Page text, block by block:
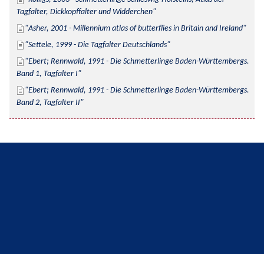
Tagfalter, Dickkopffalter und Widderchen
Asher, 2001 - Millennium atlas of butterflies in Britain and Ireland
Settele, 1999 - Die Tagfalter Deutschlands
Ebert; Rennwald, 1991 - Die Schmetterlinge Baden-Württembergs.
Band 1, Tagfalter I
Ebert; Rennwald, 1991 - Die Schmetterlinge Baden-Württembergs.
Band 2, Tagfalter II